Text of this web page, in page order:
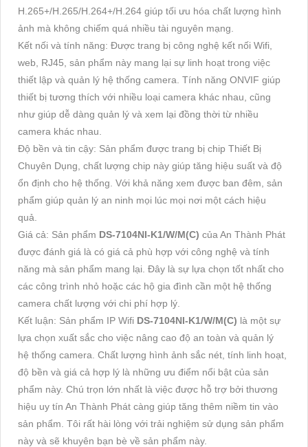
H.265+/H.265/H.264+/H.264 giúp tối ưu hóa chất lượng hình
ảnh mà không chiếm quá nhiều tài nguyên mạng.
Kết nối và tính năng: Được trang bị công nghệ kết nối Wifi,
web, RJ45, sản phẩm này mang lại sự linh hoạt trong việc
thiết lập và quản lý hệ thống camera. Tính năng ONVIF giúp
thiết bị tương thích với nhiều loại camera khác nhau, cũng
như giúp dễ dàng quản lý và xem lại đồng thời từ nhiều
camera khác nhau.
Độ bền và tin cậy: Sản phẩm được trang bị chip Thiết Bị
Chuyên Dụng, chất lượng chip này giúp tăng hiệu suất và độ
ổn định cho hệ thống. Với khả năng xem được ban đêm, sản
phẩm giúp quản lý an ninh mọi lúc mọi nơi một cách hiệu
quả.
Giá cả: Sản phẩm DS-7104NI-K1/W/M(C) của An Thành Phát
được đánh giá là có giá cả phù hợp với công nghệ và tính
năng mà sản phẩm mang lại. Đây là sự lựa chọn tốt nhất cho
các công trình nhỏ hoặc các hộ gia đình cần một hệ thống
camera chất lượng với chi phí hợp lý.
Kết luận: Sản phẩm IP Wifi DS-7104NI-K1/W/M(C) là một sự
lựa chọn xuất sắc cho việc nâng cao độ an toàn và quản lý
hệ thống camera. Chất lượng hình ảnh sắc nét, tính linh hoạt,
độ bền và giá cả hợp lý là những ưu điểm nổi bật của sản
phẩm này. Chú trọn lớn nhất là việc được hỗ trợ bởi thương
hiệu uy tín An Thành Phát càng giúp tăng thêm niềm tin vào
sản phẩm. Tôi rất hài lòng với trải nghiệm sử dụng sản phẩm
này và sẽ khuyên bạn bè về sản phẩm này.